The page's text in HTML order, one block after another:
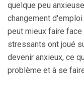
quelque peu
changement
peut mieux faire
stressants ont joué
devenir anxieux, ce
problème et à se